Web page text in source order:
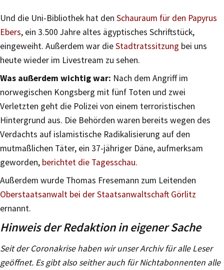
Und die Uni-Bibliothek hat den Schauraum für den Papyrus
Ebers, ein 3.500 Jahre altes ägyptisches Schriftstück,
eingeweiht. Außerdem war dieStadtratssitzung bei uns
heute wieder im Livestream zu sehen.
Was außerdem wichtig war: Nach dem Angriff im
norwegischen Kongsberg mit fünf Toten und zwei
Verletzten geht die Polizei von einem terroristischen
Hintergrund aus. Die Behörden waren bereits wegen des
Verdachts auf islamistische Radikalisierung auf den
mutmaßlichen Täter, ein 37-jähriger Däne, aufmerksam
geworden, berichtet die Tagesschau.
Außerdem wurde Thomas Fresemann zum Leitenden
Oberstaatsanwalt bei der Staatsanwaltschaft Görlitz
ernannt.
Hinweis der Redaktion in eigener Sache
Seit der Coronakrise haben wir unser Archiv für alle Leser
geöffnet. Es gibt also seither auch für Nichtabonnenten alle